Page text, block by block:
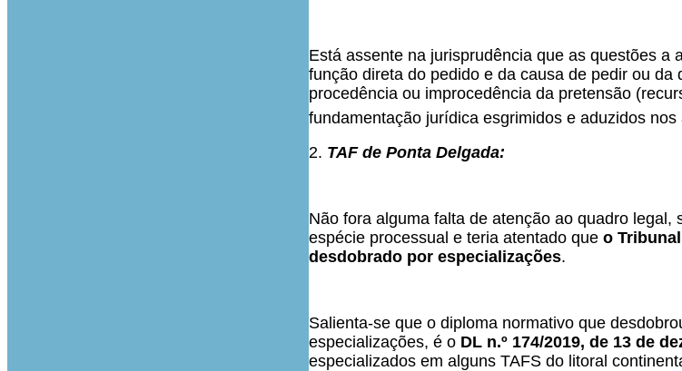
Está assente na jurisprudência que as questões
função direta do pedido e da causa de pedir ou
procedência ou improcedência da pretensão
fundamentação jurídica esgrimidos e aduzidos
2. TAF de Ponta Delgada:
Não fora alguma falta de atenção ao quadro
espécie processual e teria atentado que o
desdobrado por especializações.
Salienta-se que o diploma normativo que
especializações, é o DL n.º 174/2019, de 13 de
especializados em alguns TAFS do litoral